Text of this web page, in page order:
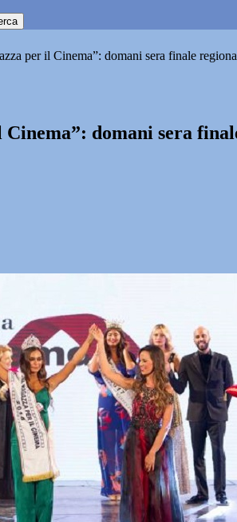
per il Cinema”: domani sera finale
Cinema”: domani sera